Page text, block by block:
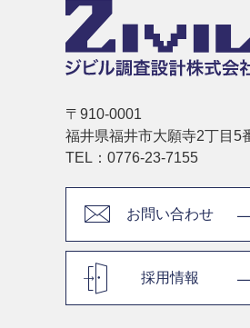
〒910-0001
福井県福井市大願寺2丁目5
TEL：0776-23-7155
お問い合わせ
採用情報